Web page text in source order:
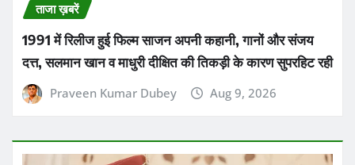
ताजा ख़बरें
1991 में रिलीज हुई फिल्म साजन अपनी कहानी, गानों और संजय
दत्त, सलमान खान व माधुरी दीक्षित की तिकड़ी के कारण सुपरहिट रही
Praveen Kumar Dubey Aug 9, 2026